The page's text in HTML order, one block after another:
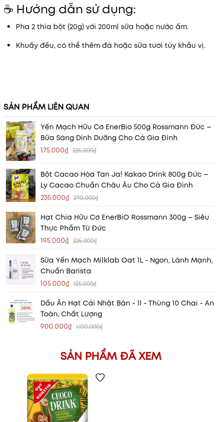
☕ Hướng dẫn sử dụng:
Pha 2 thìa bột (20g) với 200ml sữa hoặc nước ấm.
Khuấy đều, có thể thêm đá hoặc sữa tươi tùy khẩu vị.
SẢN PHẨM LIÊN QUAN
Yến Mạch Hữu Cơ EnerBio 500g Rossmann Đức –
Bữa Sáng Dinh Dưỡng Cho Cả Gia Đình
175.000₫ 225.000₫
Bột Cacao Hòa Tan Ja! Kakao Drink 800g Đức –
Ly Cacao Chuẩn Châu Âu Cho Cả Gia Đình
235.000₫ 290.000₫
Hạt Chia Hữu Cơ EnerBiO Rossmann 300g – Siêu
Thực Phẩm Từ Đức
195.000₫ 225.000₫
Sữa Yến Mạch Milklab Oat 1L - Ngon, Lành Mạnh,
Chuẩn Barista
105.000₫ 125.000₫
Dầu Ăn Hạt Cải Nhật Bản - 1l - Thùng 10 Chai - An
Toàn, Chất Lượng
900.000₫ 1.100.000₫
SẢN PHẨM ĐÃ XEM